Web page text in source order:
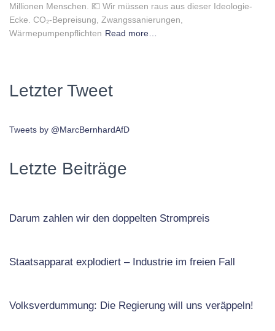
Millionen Menschen. 💶 Wir müssen raus aus dieser Ideologie-
Ecke. CO₂-Bepreisung, Zwangssanierungen,
Wärmepumpenpflichten Read more…
Letzter Tweet
Tweets by @MarcBernhardAfD
Letzte Beiträge
Darum zahlen wir den doppelten Strompreis
Staatsapparat explodiert – Industrie im freien Fall
Volksverdummung: Die Regierung will uns veräppeln!